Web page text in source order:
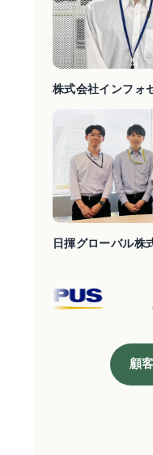
株式会社インフォ
日揮グローバル株
顧